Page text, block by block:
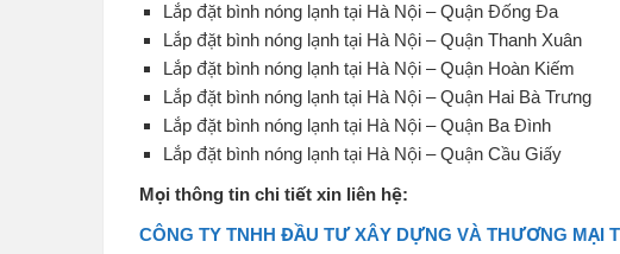
Lắp đặt bình nóng lạnh tại Hà Nội – Quận Đống Đa
Lắp đặt bình nóng lạnh tại Hà Nội – Quận Thanh Xuân
Lắp đặt bình nóng lạnh tại Hà Nội – Quận Hoàn Kiếm
Lắp đặt bình nóng lạnh tại Hà Nội – Quận Hai Bà Trưng
Lắp đặt bình nóng lạnh tại Hà Nội – Quận Ba Đình
Lắp đặt bình nóng lạnh tại Hà Nội – Quận Cầu Giấy
Mọi thông tin chi tiết xin liên hệ:
CÔNG TY TNHH ĐẦU TƯ XÂY DỰNG VÀ THƯƠNG MẠI